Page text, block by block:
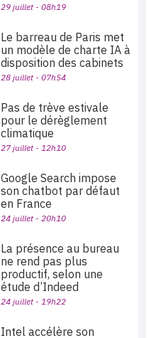
29 juillet - 08h19
Le barreau de Paris met
un modèle de charte IA à
disposition des cabinets
28 juillet - 07h54
Pas de trève estivale
pour le dérèglement
climatique
27 juillet - 12h10
Google Search impose
son chatbot par défaut
en France
24 juillet - 20h10
La présence au bureau
ne rend pas plus
productif, selon une
étude d’Indeed
24 juillet - 19h22
Intel accélère son